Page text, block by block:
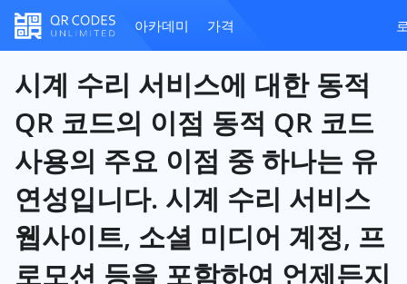
아카데미 가격
시계 수리 서비스에 대한 동적
QR 코드의 이점 동적 QR 코드
사용의 주요 이점 중 하나는 유
연성입니다. 시계 수리 서비스
웹사이트, 소셜 미디어 계정, 프
로모션 등을 포함하여 언제든지